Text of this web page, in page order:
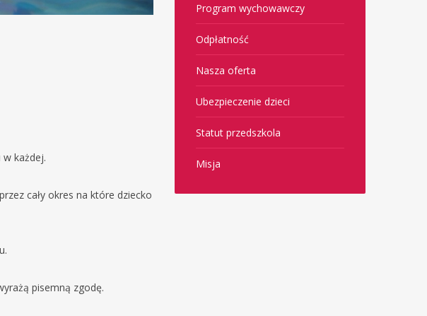
każdej.
cały okres na które dziecko
pisemną zgodę.
Program wychowawczy
Odpłatność
Nasza oferta
Ubezpieczenie dzieci
Statut przedszkola
Misja